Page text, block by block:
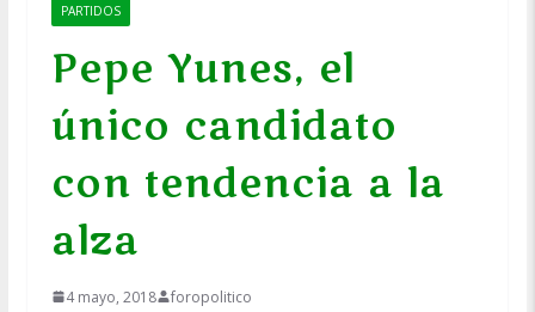
PARTIDOS
Pepe Yunes, el
único candidato
con tendencia a la
alza
4 mayo, 2018 foropolitico